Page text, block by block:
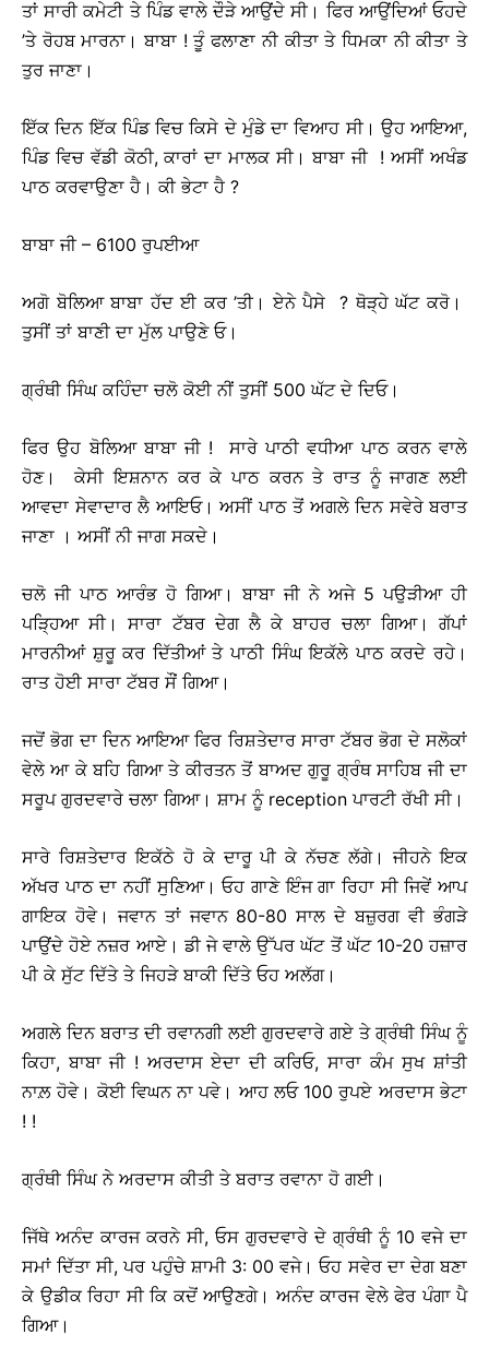
ਤਾਂ ਸਾਰੀ ਕਮੇਟੀ ਤੇ ਪਿੰਡ ਵਾਲੇ ਦੌੜੇ ਆਉਂਦੇ ਸੀ। ਫਿਰ ਆਉਂਦਿਆਂ ਓਹਦੇ
’ਤੇ ਰੋਹਬ ਮਾਰਨਾ। ਬਾਬਾ ! ਤੂੰ ਫਲਾਣਾ ਨੀ ਕੀਤਾ ਤੇ ਧਿਮਕਾ ਨੀ ਕੀਤਾ ਤੇ
ਤੁਰ ਜਾਣਾ।
ਇੱਕ ਦਿਨ ਇੱਕ ਪਿੰਡ ਵਿਚ ਕਿਸੇ ਦੇ ਮੁੰਡੇ ਦਾ ਵਿਆਹ ਸੀ। ਉਹ ਆਇਆ,
ਪਿੰਡ ਵਿਚ ਵੱਡੀ ਕੋਠੀ, ਕਾਰਾਂ ਦਾ ਮਾਲਕ ਸੀ। ਬਾਬਾ ਜੀ ! ਅਸੀਂ ਅਖੰਡ
ਪਾਠ ਕਰਵਾਉਣਾ ਹੈ। ਕੀ ਭੇਟਾ ਹੈ ?
ਬਾਬਾ ਜੀ – 6100 ਰੁਪਈਆ
ਅਗੋ ਬੋਲਿਆ ਬਾਬਾ ਹੱਦ ਈ ਕਰ ’ਤੀ। ਏਨੇ ਪੈਸੇ ? ਥੋੜ੍ਹੇ ਘੱਟ ਕਰੋ।
ਤੁਸੀਂ ਤਾਂ ਬਾਣੀ ਦਾ ਮੁੱਲ ਪਾਉਣੇ ਓ।
ਗ੍ਰੰਥੀ ਸਿੰਘ ਕਹਿੰਦਾ ਚਲੋ ਕੋਈ ਨੀਂ ਤੁਸੀਂ 500 ਘੱਟ ਦੇ ਦਿਓ।
ਫਿਰ ਉਹ ਬੋਲਿਆ ਬਾਬਾ ਜੀ ! ਸਾਰੇ ਪਾਠੀ ਵਧੀਆ ਪਾਠ ਕਰਨ ਵਾਲੇ
ਹੋਣ। ਕੇਸੀ ਇਸ਼ਨਾਨ ਕਰ ਕੇ ਪਾਠ ਕਰਨ ਤੇ ਰਾਤ ਨੂੰ ਜਾਗਣ ਲਈ
ਆਵਦਾ ਸੇਵਾਦਾਰ ਲੈ ਆਇਓ। ਅਸੀਂ ਪਾਠ ਤੋਂ ਅਗਲੇ ਦਿਨ ਸਵੇਰੇ ਬਰਾਤ
ਜਾਣਾ । ਅਸੀਂ ਨੀ ਜਾਗ ਸਕਦੇ।
ਚਲੋ ਜੀ ਪਾਠ ਆਰੰਭ ਹੋ ਗਿਆ। ਬਾਬਾ ਜੀ ਨੇ ਅਜੇ 5 ਪਉੜੀਆ ਹੀ
ਪੜ੍ਹਿਆ ਸੀ। ਸਾਰਾ ਟੱਬਰ ਦੇਗ ਲੈ ਕੇ ਬਾਹਰ ਚਲਾ ਗਿਆ। ਗੱਪਾਂ
ਮਾਰਨੀਆਂ ਸ਼ੁਰੂ ਕਰ ਦਿੱਤੀਆਂ ਤੇ ਪਾਠੀ ਸਿੰਘ ਇਕੱਲੇ ਪਾਠ ਕਰਦੇ ਰਹੇ।
ਰਾਤ ਹੋਈ ਸਾਰਾ ਟੱਬਰ ਸੌਂ ਗਿਆ।
ਜਦੋਂ ਭੋਗ ਦਾ ਦਿਨ ਆਇਆ ਫਿਰ ਰਿਸ਼ਤੇਦਾਰ ਸਾਰਾ ਟੱਬਰ ਭੋਗ ਦੇ ਸਲੋਕਾਂ
ਵੇਲੇ ਆ ਕੇ ਬਹਿ ਗਿਆ ਤੇ ਕੀਰਤਨ ਤੋਂ ਬਾਅਦ ਗੁਰੂ ਗ੍ਰੰਥ ਸਾਹਿਬ ਜੀ ਦਾ
ਸਰੂਪ ਗੁਰਦਵਾਰੇ ਚਲਾ ਗਿਆ। ਸ਼ਾਮ ਨੂੰ reception ਪਾਰਟੀ ਰੱਖੀ ਸੀ।
ਸਾਰੇ ਰਿਸ਼ਤੇਦਾਰ ਇਕੱਠੇ ਹੋ ਕੇ ਦਾਰੂ ਪੀ ਕੇ ਨੱਚਣ ਲੱਗੇ। ਜੀਹਨੇ ਇਕ
ਅੱਖਰ ਪਾਠ ਦਾ ਨਹੀਂ ਸੁਣਿਆ। ਓਹ ਗਾਣੇ ਇੰਜ ਗਾ ਰਿਹਾ ਸੀ ਜਿਵੇਂ ਆਪ
ਗਾਇਕ ਹੋਵੇ। ਜਵਾਨ ਤਾਂ ਜਵਾਨ 80-80 ਸਾਲ ਦੇ ਬਜ਼ੁਰਗ ਵੀ ਭੰਗੜੇ
ਪਾਉਂਦੇ ਹੋਏ ਨਜ਼ਰ ਆਏ। ਡੀ ਜੇ ਵਾਲੇ ਉੱਪਰ ਘੱਟ ਤੋਂ ਘੱਟ 10-20 ਹਜ਼ਾਰ
ਪੀ ਕੇ ਸੁੱਟ ਦਿੱਤੇ ਤੇ ਜਿਹੜੇ ਬਾਕੀ ਦਿੱਤੇ ਓਹ ਅਲੱਗ।
ਅਗਲੇ ਦਿਨ ਬਰਾਤ ਦੀ ਰਵਾਨਗੀ ਲਈ ਗੁਰਦਵਾਰੇ ਗਏ ਤੇ ਗ੍ਰੰਥੀ ਸਿੰਘ ਨੂੰ
ਕਿਹਾ, ਬਾਬਾ ਜੀ ! ਅਰਦਾਸ ਏਦਾ ਦੀ ਕਰਿਓ, ਸਾਰਾ ਕੰਮ ਸੁਖ ਸ਼ਾਂਤੀ
ਨਾਲ਼ ਹੋਵੇ। ਕੋਈ ਵਿਘਨ ਨਾ ਪਵੇ। ਆਹ ਲਓ 100 ਰੁਪਏ ਅਰਦਾਸ ਭੇਟਾ
! !
ਗ੍ਰੰਥੀ ਸਿੰਘ ਨੇ ਅਰਦਾਸ ਕੀਤੀ ਤੇ ਬਰਾਤ ਰਵਾਨਾ ਹੋ ਗਈ।
ਜਿੱਥੇ ਅਨੰਦ ਕਾਰਜ ਕਰਨੇ ਸੀ, ਓਸ ਗੁਰਦਵਾਰੇ ਦੇ ਗ੍ਰੰਥੀ ਨੂੰ 10 ਵਜੇ ਦਾ
ਸਮਾਂ ਦਿੱਤਾ ਸੀ, ਪਰ ਪਹੁੰਚੇ ਸ਼ਾਮੀ 3: 00 ਵਜੇ। ਓਹ ਸਵੇਰ ਦਾ ਦੇਗ ਬਣਾ
ਕੇ ਉਡੀਕ ਰਿਹਾ ਸੀ ਕਿ ਕਦੋਂ ਆਉਣਗੇ। ਅਨੰਦ ਕਾਰਜ ਵੇਲੇ ਫੇਰ ਪੰਗਾ ਪੈ
ਗਿਆ।